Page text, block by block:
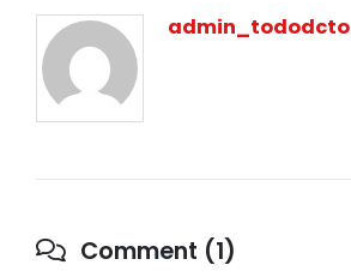
admin_tododcto
Comment (1)